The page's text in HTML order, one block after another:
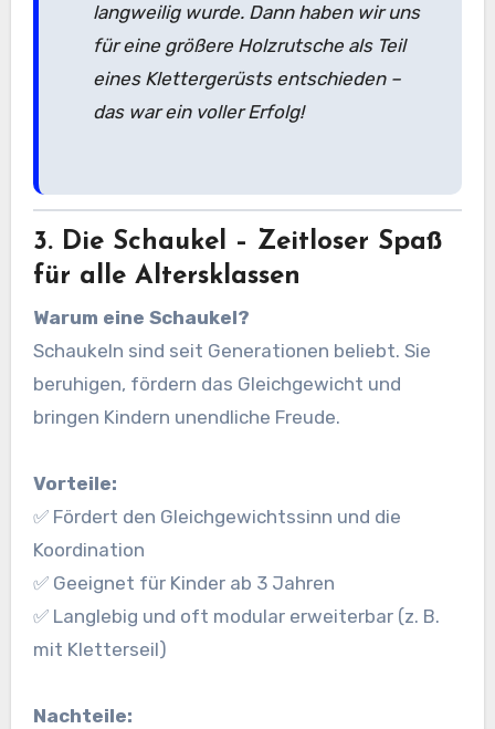
langweilig wurde. Dann haben wir uns
für eine größere Holzrutsche als Teil
eines Klettergerüsts entschieden –
das war ein voller Erfolg!
3. Die Schaukel – Zeitloser Spaß
für alle Altersklassen
Warum eine Schaukel?
Schaukeln sind seit Generationen beliebt. Sie
beruhigen, fördern das Gleichgewicht und
bringen Kindern unendliche Freude.
Vorteile:
✅ Fördert den Gleichgewichtssinn und die
Koordination
✅ Geeignet für Kinder ab 3 Jahren
✅ Langlebig und oft modular erweiterbar (z. B.
mit Kletterseil)
Nachteile: